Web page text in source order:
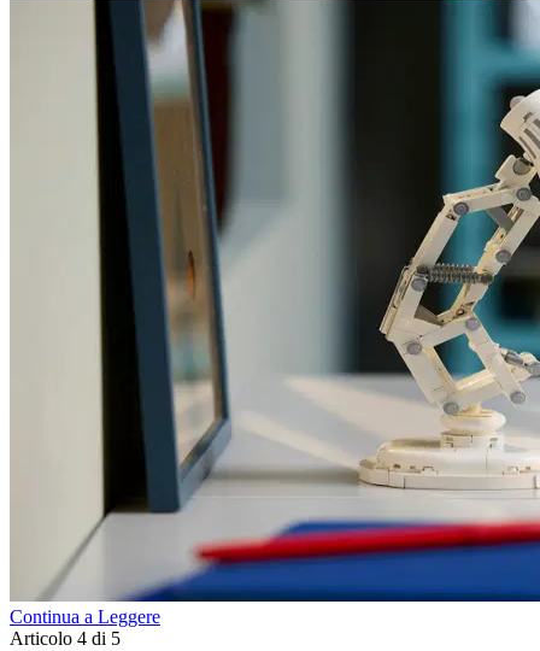
Continua a Leggere
Articolo 4 di 5